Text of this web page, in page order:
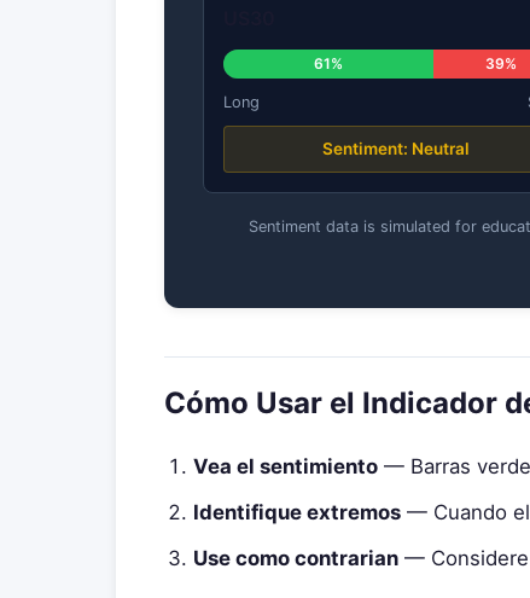
61% 39%
Long
Sentiment: Neutral
Sentiment data is simulated for
Cómo Usar el Indicador
Vea el sentimiento — Barras
Identifique extremos — Cuando
Use como contrarian —